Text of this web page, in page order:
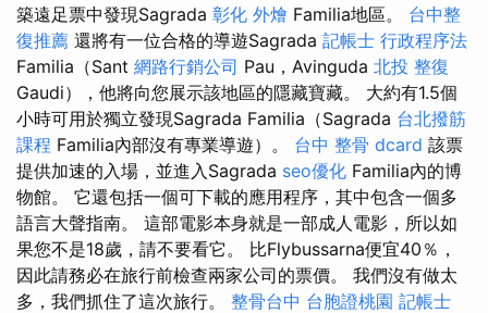
築遠足票中發現Sagrada 彰化 外燴 Familia地區。 台中整
復推薦 還將有一位合格的導遊Sagrada 記帳士 行政程序法
Familia（Sant 網路行銷公司 Pau，Avinguda 北投 整復
Gaudi），他將向您展示該地區的隱藏寶藏。 大約有1.5個
小時可用於獨立發現Sagrada Familia（Sagrada 台北撥筋
課程 Familia內部沒有專業導遊）。 台中 整骨 dcard 該票
提供加速的入場，並進入Sagrada seo優化 Familia內的博
物館。 它還包括一個可下載的應用程序，其中包含一個多
語言大聲指南。 這部電影本身就是一部成人電影，所以如
果您不是18歲，請不要看它。 比Flybussarna便宜40％，
因此請務必在旅行前檢查兩家公司的票價。 我們沒有做太
多，我們抓住了這次旅行。 整骨台中 台胞證桃園 記帳士